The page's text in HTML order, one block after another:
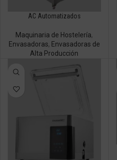
AC Automatizados
Maquinaria de Hostelería,
Envasadoras, Envasadoras de
Alta Producción